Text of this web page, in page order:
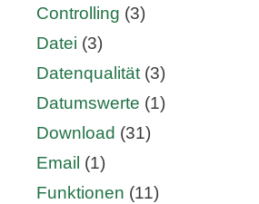
Controlling (3)
Datei (3)
Datenqualität (3)
Datumswerte (1)
Download (31)
Email (1)
Funktionen (11)